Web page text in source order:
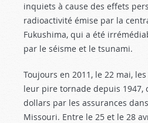
inquiets à cause des effets
radioactivité émise par la
Fukushima, qui a été
par le séisme et le tsunami.
Toujours en 2011, le 22 mai,
leur pire tornade depuis
dollars par les assurances
Missouri. Entre le 25 et le 28